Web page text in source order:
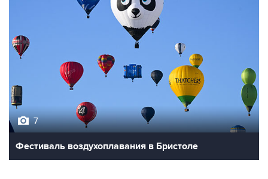
7
Фестиваль воздухоплавания в Бристоле